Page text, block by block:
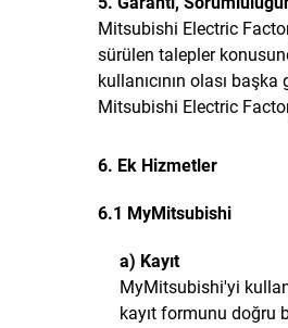
Mitsubishi Electric
sürülen talepler
kullanıcının olası
Mitsubishi Electric
6. Ek Hizmetler
6.1 MyMitsubishi
a) Kayıt
MyMitsubishi'yi
kayıt formunu doğru